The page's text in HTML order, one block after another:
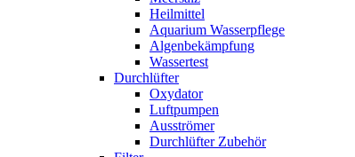
Heilmittel
Aquarium Wasserpflege
Algenbekämpfung
Wassertest
Durchlüfter
Oxydator
Luftpumpen
Ausströmer
Durchlüfter Zubehör